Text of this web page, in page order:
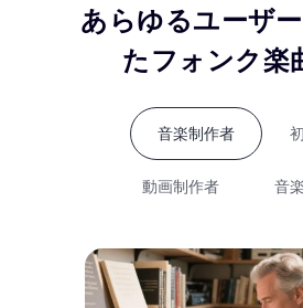
あらゆるユーザ
たフォンク楽
音楽制作者
動画制作者 音